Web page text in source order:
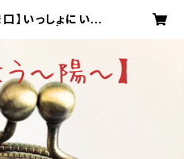
口】いっしょにいよ